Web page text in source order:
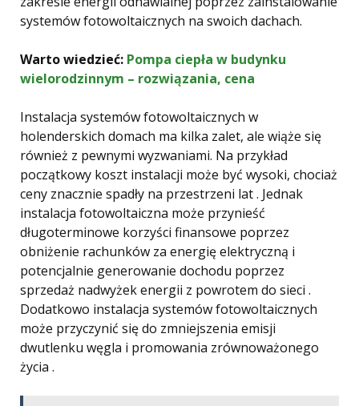
systemów fotowoltaicznych na swoich dachach.
Warto wiedzieć: Pompa ciepła w budynku
wielorodzinnym – rozwiązania, cena
Instalacja systemów fotowoltaicznych w
holenderskich domach ma kilka zalet, ale wiąże się
również z pewnymi wyzwaniami. Na przykład
początkowy koszt instalacji może być wysoki, chociaż
ceny znacznie spadły na przestrzeni lat . Jednak
instalacja fotowoltaiczna może przynieść
długoterminowe korzyści finansowe poprzez
obniżenie rachunków za energię elektryczną i
potencjalnie generowanie dochodu poprzez
sprzedaż nadwyżek energii z powrotem do sieci .
Dodatkowo instalacja systemów fotowoltaicznych
może przyczynić się do zmniejszenia emisji
dwutlenku węgla i promowania zrównoważonego
życia .